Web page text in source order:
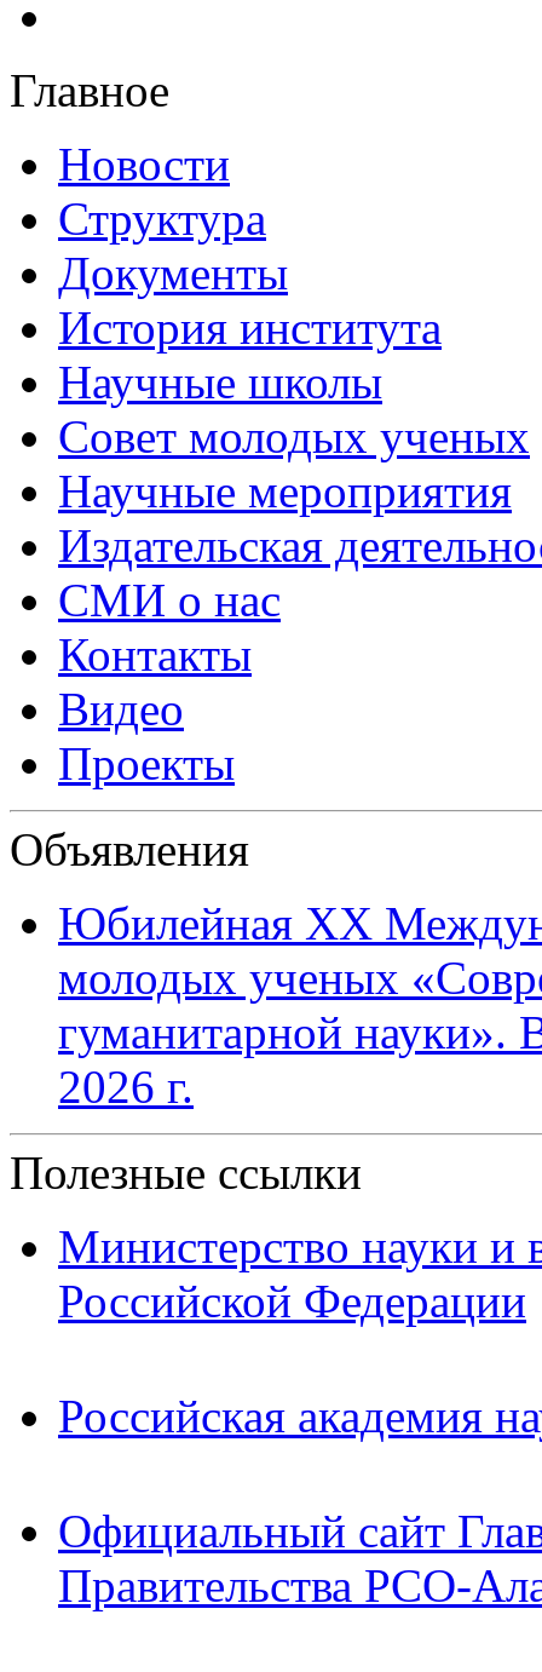
Главное
Новости
Структура
Документы
История института
Научные школы
Совет молодых ученых
Научные мероприятия
Издательская
СМИ о нас
Контакты
Видео
Проекты
Объявления
Юбилейная XХ
молодых ученых
гуманитарной науки».
2026 г.
Полезные ссылки
Министерство науки и
Российской Федерации
Российская академия
Официальный сайт
Правительства РСО-